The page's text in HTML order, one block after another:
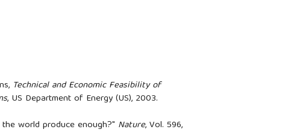
Technical and Economic Feasibility of
, US Department of Energy (US), 2003.
world produce enough?" Nature, Vol. 596,